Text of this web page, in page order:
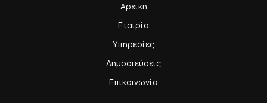
Αρχική
Εταιρία
Υπηρεσίες
Δημοσιεύσεις
Επικοινωνία